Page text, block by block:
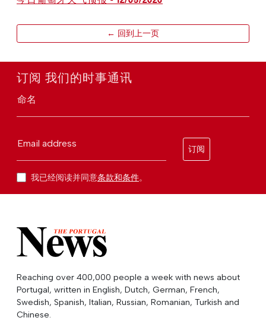
← 回到上一页
订阅 我们的时事通讯
命名
Email address
订阅
我已经阅读并同意条款和条件。
Reaching over 400,000 people a week with news about
Portugal, written in English, Dutch, German, French,
Swedish, Spanish, Italian, Russian, Romanian, Turkish and
Chinese.